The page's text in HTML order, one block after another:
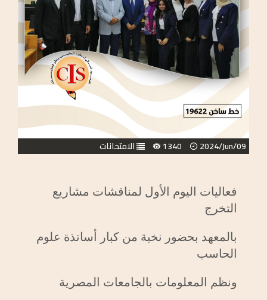
2024/Jun/09
1340 الامتحانات
فعاليات اليوم الأول لمناقشات مشاريع
التخرج
بالمعهد بحضور نخبة من كبار أساتذة علوم
الحاسب
ونظم المعلومات بالجامعات المصرية